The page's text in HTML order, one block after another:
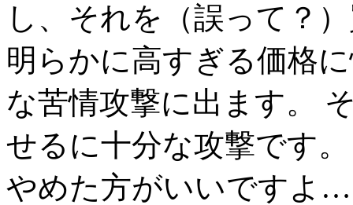
し、それを（誤って？
明らかに高すぎる価格
な苦情攻撃に出ます。
せるに十分な攻撃です
やめた方がいいですよ